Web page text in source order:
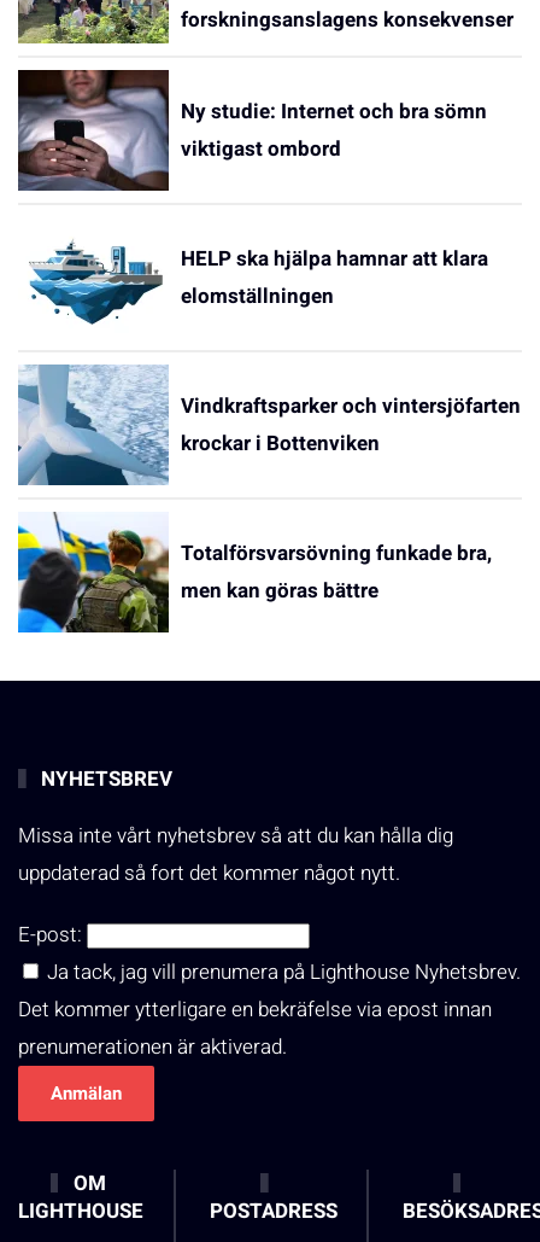
forskningsanslagens konsekvenser
Ny studie: Internet och bra sömn
viktigast ombord
HELP ska hjälpa hamnar att klara
elomställningen
Vindkraftsparker och vintersjöfarten
krockar i Bottenviken
Totalförsvarsövning funkade bra,
men kan göras bättre
NYHETSBREV
Missa inte vårt nyhetsbrev så att du kan hålla dig
uppdaterad så fort det kommer något nytt.
E-post:
Ja tack, jag vill prenumera på Lighthouse Nyhetsbrev.
Det kommer ytterligare en bekräfelse via epost innan
prenumerationen är aktiverad.
OM
LIGHTHOUSE
POSTADRESS